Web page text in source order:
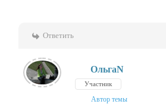
Ответить
ОльгаN
Участник
Автор темы